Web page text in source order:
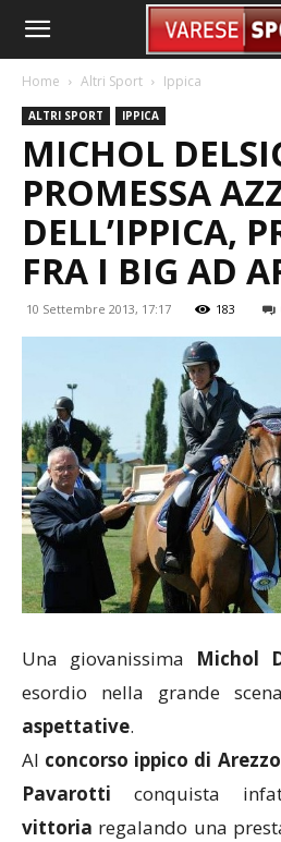
Home Altri Sport Ippica
ALTRI SPORT IPPICA
MICHOL
PROMESSA
DELL’IPPICA,
FRA I BIG AD
10 Settembre 2013, 17:17 183
Una giovanissima Michol
esordio nella grande
aspettative.
Al concorso ippico di
Pavarotti conquista
vittoria regalando una